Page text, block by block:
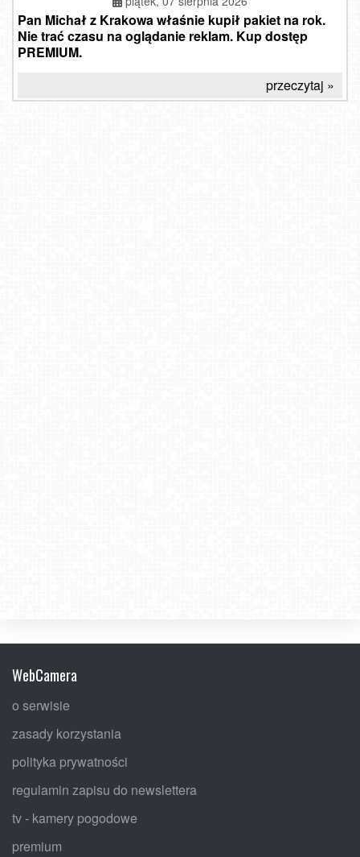
Pan Michał z Krakowa właśnie kupił pakiet na rok.
Nie trać czasu na oglądanie reklam. Kup dostęp
PREMIUM.
przeczytaj »
WebCamera
o serwisie
zasady korzystania
polityka prywatności
regulamin zapisu do newslettera
tv - kamery pogodowe
premium